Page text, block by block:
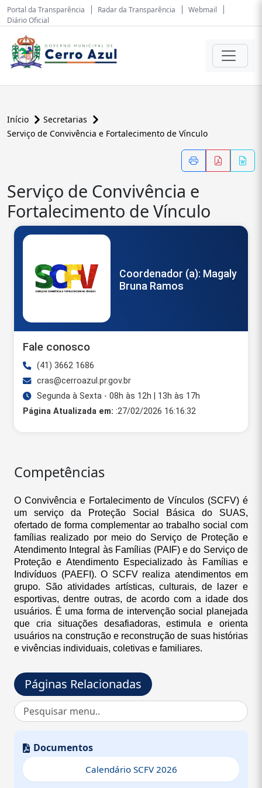
Portal da Transparência Radar da Transparência
Webmail
Diário Oficial
Início
Secretarias
Serviço de Convivência e Fortalecimento de Vínculo
Serviço de Convivência e
Fortalecimento de Vínculo
Coordenador (a): Magaly
Bruna Ramos
Fale conosco
(41) 3662 1686
cras@cerroazul.pr.gov.br
Segunda à Sexta - 08h às 12h | 13h às 17h
Página Atualizada em: :27/02/2026 16:16:32
Competências
O Convivência e Fortalecimento de Vínculos (SCFV) é
um serviço da Proteção Social Básica do SUAS,
ofertado de forma complementar ao trabalho social com
famílias realizado por meio do Serviço de Proteção e
Atendimento Integral às Famílias (PAIF) e do Serviço de
Proteção e Atendimento Especializado às Famílias e
Indivíduos (PAEFI). O SCFV realiza atendimentos em
grupo. São atividades artísticas, culturais, de lazer e
esportivas, dentre outras, de acordo com a idade dos
usuários. É uma forma de intervenção social planejada
que cria situações desafiadoras, estimula e orienta
usuários na construção e reconstrução de suas histórias
e vivências individuais, coletivas e familiares.
Unidade de Oferta
Centro de Referência da Assistência Social (CRAS)
Grupos de Familiares e Crianças (0 a 6 Anos);
Projovem adolescente (15 a 17 Anos);
Grupo Conviver para Idosos (60 Anos);
Projeto Pia Silfredo de Jesus Bestel
Páginas Relacionadas
Documentos
Calendário SCFV 2026